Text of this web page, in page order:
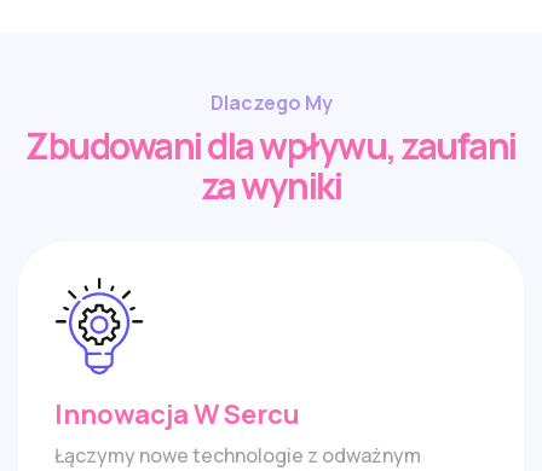
Dlaczego My
Zbudowani dla wpływu, zaufani
za wyniki
Innowacja W Sercu
Łączymy nowe technologie z odważnym